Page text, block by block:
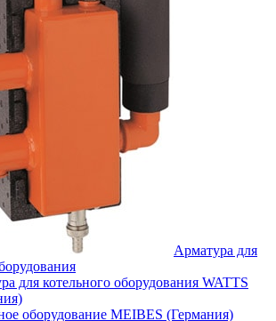
Арматура для
для котельного оборудования WATTS
оборудование MEIBES (Германия)